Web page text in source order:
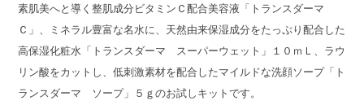
素肌美へと導く整肌成分ビタミンＣ配合美容液「トランスダーマ
Ｃ」、ミネラル豊富な名水に、天然由来保湿成分をたっぷり配合した
高保湿化粧水「トランスダーマ スーパーウェット」１０ｍＬ、ラウ
リン酸をカットし、低刺激素材を配合したマイルドな洗顔ソープ「ト
ランスダーマ ソープ」５ｇのお試しキットです。